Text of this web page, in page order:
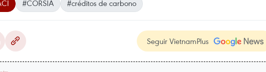
#CORSIA #créditos de carbono
Seguir VietnamPlus